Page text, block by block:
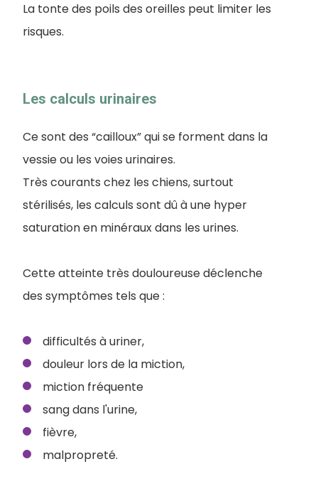
La tonte des poils des oreilles peut limiter les
risques.
Les calculs urinaires
Ce sont des “cailloux” qui se forment dans la
vessie ou les voies urinaires.
Très courants chez les chiens, surtout
stérilisés, les calculs sont dû à une hyper
saturation en minéraux dans les urines.
Cette atteinte très douloureuse déclenche
des symptômes tels que :
difficultés à uriner,
douleur lors de la miction,
miction fréquente
sang dans l'urine,
fièvre,
malpropreté.